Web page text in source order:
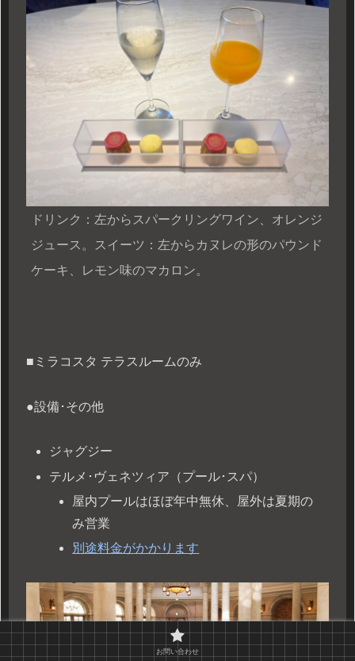
ドリンク：左からスパークリングワイン、オレンジ
ジュース。スイーツ：左からカヌレの形のパウンド
ケーキ、レモン味のマカロン。
■ミラコスタ テラスルームのみ
●設備･その他
ジャグジー
テルメ･ヴェネツィア（プール･スパ）
屋内プールはほぼ年中無休、屋外は夏期の
み営業
別途料金がかかります
お問い合わせ